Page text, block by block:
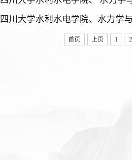
首页 上页 1 2